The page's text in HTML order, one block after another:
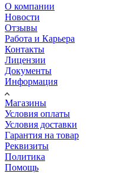
О компании
Новости
Отзывы
Работа и Карьера
Контакты
Лицензии
Документы
Информация
Магазины
Условия оплаты
Условия доставки
Гарантия на товар
Реквизиты
Политика
Помощь